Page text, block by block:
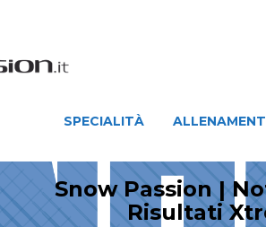
SPECIALITÀ
Snow Passion |
Risultati